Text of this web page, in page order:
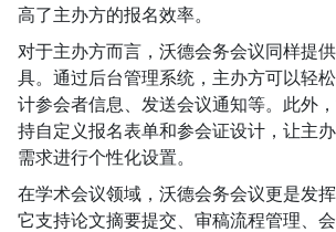
高了主办方的报名效率。
对于主办方而言，沃德会务会议同样提
具。通过后台管理系统，主办方可以轻
计参会者信息、发送会议通知等。此外
持自定义报名表单和参会证设计，让主
需求进行个性化设置。
在学术会议领域，沃德会务会议更是发挥
它支持论文摘要提交、审稿流程管理、